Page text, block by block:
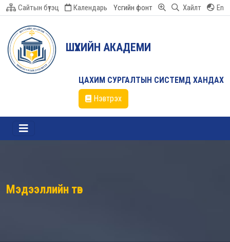
Сайтын бүтэц Календарь Үсгийн фонт Хайлт En
ШҮҮХИЙН АКАДЕМИ
ЦАХИМ СУРГАЛТЫН СИСТЕМД ХАНДАХ
Нэвтрэх
Мэдээллийн төв